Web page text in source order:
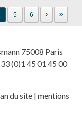
5 6 › »
75008 Paris
(0)1 45 01 45 00
du site | mentions